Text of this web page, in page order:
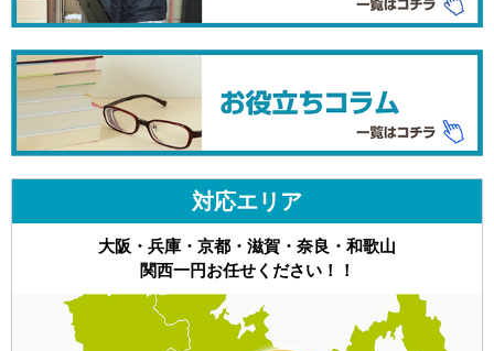
対応エリア
大阪・兵庫・京都・滋賀・奈良・和歌山
関西一円お任せください！！